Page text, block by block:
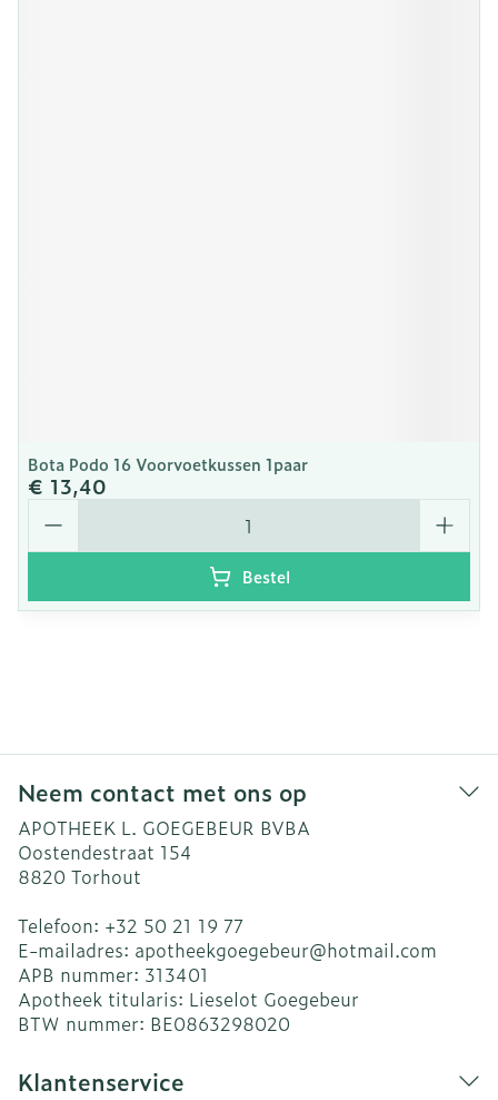
Bota Podo 16 Voorvoetkussen 1paar
€ 13,40
Aantal
Bestel
Neem contact met ons op
APOTHEEK L. GOEGEBEUR BVBA
Oostendestraat 154
8820 Torhout
Telefoon: +32 50 21 19 77
E-mailadres: apotheekgoegebeur@hotmail.com
APB nummer: 313401
Apotheek titularis: Lieselot Goegebeur
BTW nummer: BE0863298020
Klantenservice